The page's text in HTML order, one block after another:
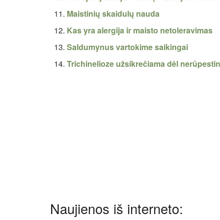
Maistinių skaidulų nauda
Kas yra alergija ir maisto netoleravimas
Saldumynus vartokime saikingai
Trichinelioze užsikrečiama dėl
Naujienos iš interneto: